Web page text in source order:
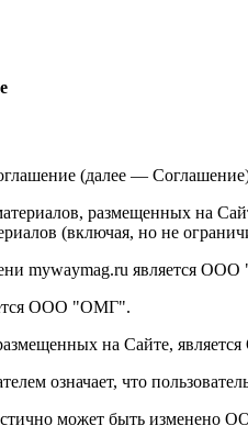
(далее —
размещенных на
(включая, но не
mywaymag.ru является
ООО "ОМГ".
на Сайте,
означает, что
может быть изменено